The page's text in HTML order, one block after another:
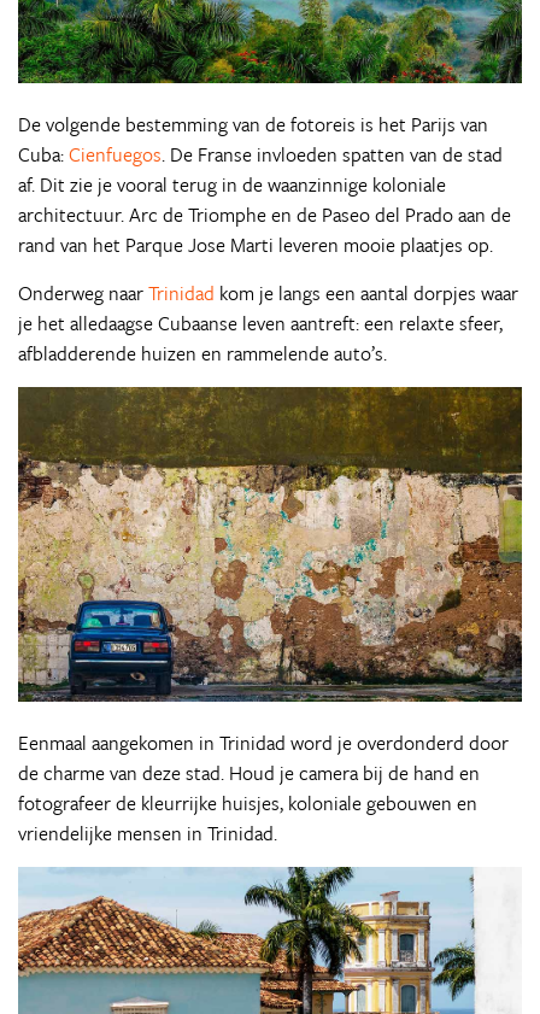
De volgende bestemming van de fotoreis is het Parijs van
Cuba:Cienfuegos. De Franse invloeden spatten van de stad
af. Dit zie je vooral terug in de waanzinnige koloniale
architectuur. Arc de Triomphe en de Paseo del Prado aan de
rand van het Parque Jose Marti leveren mooie plaatjes op.
Onderweg naarTrinidad kom je langs een aantal dorpjes waar
je het alledaagse Cubaanse leven aantreft: een relaxte sfeer,
afbladderende huizen en rammelende auto’s.
Eenmaal aangekomen in Trinidad word je overdonderd door
de charme van deze stad. Houd je camera bij de hand en
fotografeer de kleurrijke huisjes, koloniale gebouwen en
vriendelijke mensen in Trinidad.